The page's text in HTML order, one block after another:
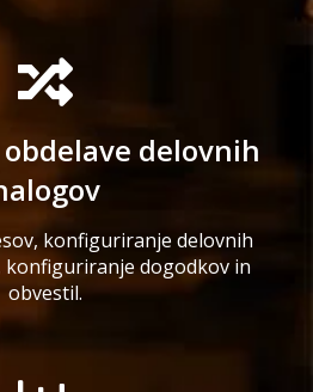
delovnih
konfiguriranje delovnih
dogodkov in
obvestil.